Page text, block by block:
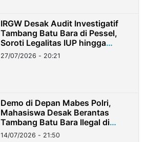
IRGW Desak Audit Investigatif
Tambang Batu Bara di Pessel,
Soroti Legalitas IUP hingga
Stockpile
27/07/2026 - 20:21
Demo di Depan Mabes Polri,
Mahasiswa Desak Berantas
Tambang Batu Bara Ilegal di
Lampung
14/07/2026 - 21:50